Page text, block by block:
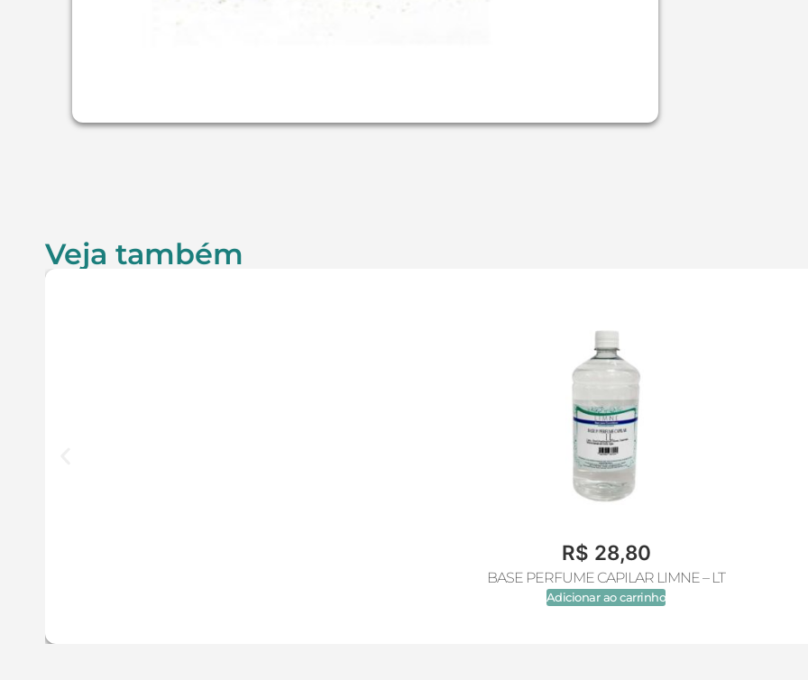
Veja também
R$ 28,80
BASE PERFUME CAPILAR LIMNE – LT
Adicionar ao carrinho